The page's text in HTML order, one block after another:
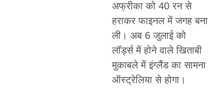
अफ्रीका को 40 रन से
हराकर फाइनल में जगह बना
ली। अब 6 जुलाई को
लॉर्ड्स में होने वाले खिताबी
मुकाबले में इंग्लैंड का सामना
ऑस्ट्रेलिया से होगा।